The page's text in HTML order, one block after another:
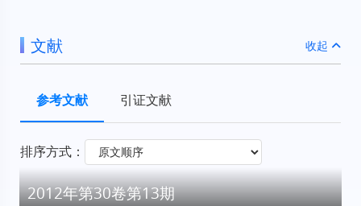
文献 收起
参考文献 引证文献
排序方式：
2012年第30卷第13期